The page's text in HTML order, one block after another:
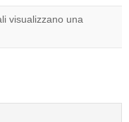
visualizzano una